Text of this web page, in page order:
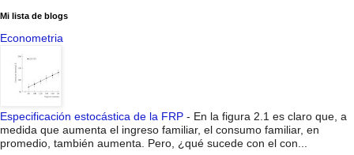
Mi lista de blogs
Econometria
Especificación estocástica de la FRP - En la figura 2.1 es claro que, a
medida que aumenta el ingreso familiar, el consumo familiar, en
promedio, también aumenta. Pero, ¿qué sucede con el con...